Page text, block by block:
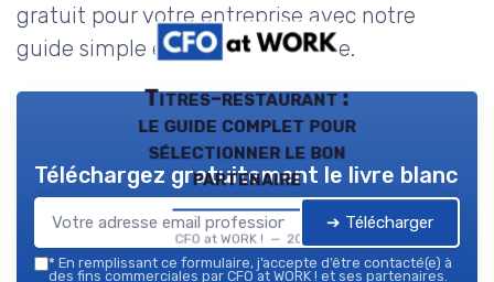
gratuit pour votre entreprise avec notre
guide simple et pratique en ligne.
Titres-restaurant :
le guide complet pour
sélectionner le bon
partenaire
CFO at WORK ! — 2026
Téléchargez gratuitement le livre blanc
➔ Télécharger
* En remplissant ce formulaire, j’accepte d’être contacté(e) à
des fins commerciales par CFO at WORK ! et ses partenaires.